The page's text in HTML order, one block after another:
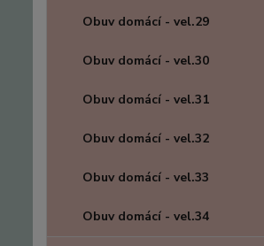
Obuv domácí - vel.29
Obuv domácí - vel.30
Obuv domácí - vel.31
Obuv domácí - vel.32
Obuv domácí - vel.33
Obuv domácí - vel.34